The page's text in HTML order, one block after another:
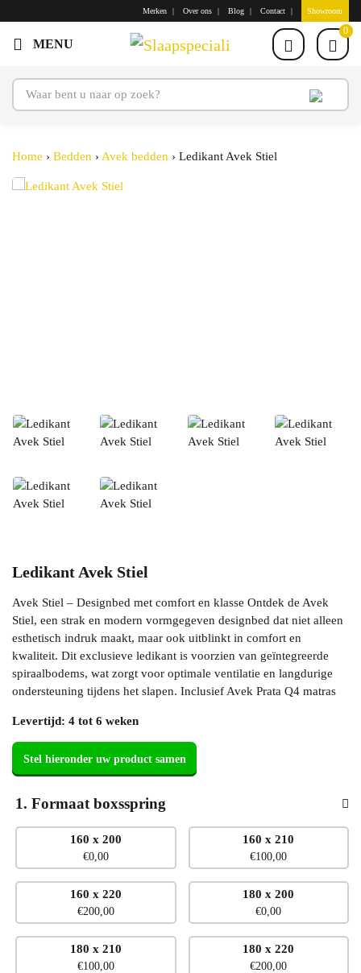
Merken Over ons Blog Contact Showroom
0
Home › Bedden › Avek bedden › Ledikant Avek Stiel
Ledikant Avek Stiel
Avek Stiel – Designbed met comfort en klasse Ontdek de Avek
Stiel, een strak en modern vormgegeven designbed dat niet alleen
esthetisch indruk maakt, maar ook uitblinkt in comfort en
kwaliteit. Dit exclusieve ledikant is voorzien van geïntegreerde
spiraalbodems, wat zorgt voor optimale ventilatie en langdurige
ondersteuning tijdens het slapen. Inclusief Avek Prata Q4 matras
Levertijd: 4 tot 6 weken
Stel hieronder uw product samen
1 Formaat boxsspring
boxsspring
160 x 200
€0,00
160 x 210
€100,00
160 x 220
€200,00
180 x 200
€0,00
180 x 210
€100,00
180 x 220
€200,00